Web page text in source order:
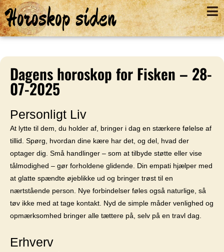
Horoskop siden
Dagens horoskop for Fisken – 28-
07-2025
Personligt Liv
At lytte til dem, du holder af, bringer i dag en stærkere følelse af
tillid. Spørg, hvordan dine kære har det, og del, hvad der
optager dig. Små handlinger – som at tilbyde støtte eller vise
tålmodighed – gør forholdene glidende. Din empati hjælper med
at glatte spændte øjeblikke ud og bringer trøst til en
nærtstående person. Nye forbindelser føles også naturlige, så
tøv ikke med at tage kontakt. Nyd de simple måder venlighed og
opmærksomhed bringer alle tættere på, selv på en travl dag.
Erhverv